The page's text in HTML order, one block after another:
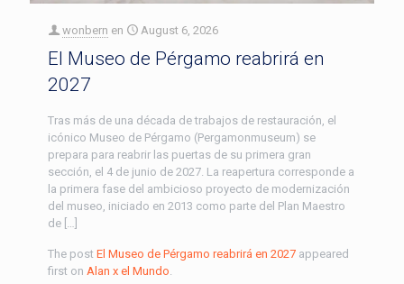
wonbern en August 6, 2026
El Museo de Pérgamo reabrirá en
2027
Tras más de una década de trabajos de restauración, el
icónico Museo de Pérgamo (Pergamonmuseum) se
prepara para reabrir las puertas de su primera gran
sección, el 4 de junio de 2027. La reapertura corresponde a
la primera fase del ambicioso proyecto de modernización
del museo, iniciado en 2013 como parte del Plan Maestro
de […]
The post El Museo de Pérgamo reabrirá en 2027 appeared
first on Alan x el Mundo